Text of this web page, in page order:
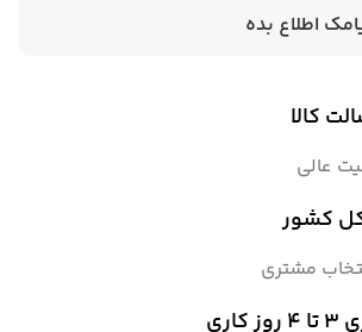
اطلاع بده
کالا
عالی
کشور
مشتری